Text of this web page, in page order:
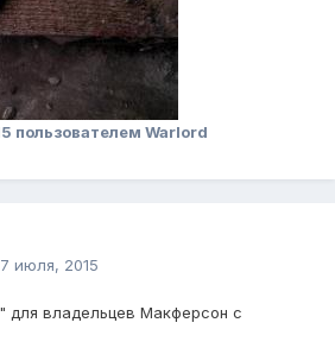
пользователем Warlord
7 июля, 2015
для владельцев Макферсон с